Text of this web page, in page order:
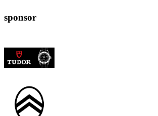
sponsor